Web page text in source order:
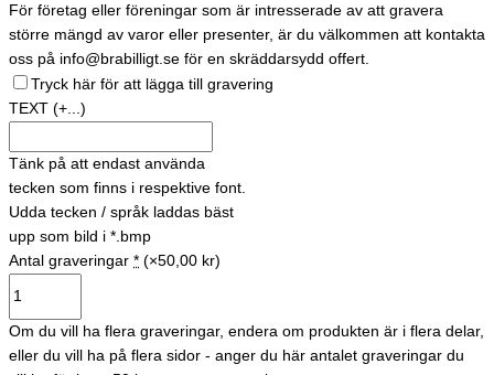
För företag eller föreningar som är intresserade av att gravera
större mängd av varor eller presenter, är du välkommen att kontakta
oss på info@brabilligt.se för en skräddarsydd offert.
Tryck här för att lägga till gravering
TEXT (+...)
Tänk på att endast använda
tecken som finns i respektive font.
Udda tecken / språk laddas bäst
upp som bild i *.bmp
Antal graveringar * (×50,00 kr)
Om du vill ha flera graveringar, endera om produkten är i flera delar,
eller du vill ha på flera sidor - anger du här antalet graveringar du